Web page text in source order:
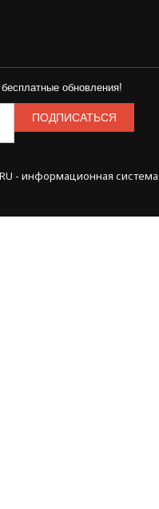
обновления!
- информационная